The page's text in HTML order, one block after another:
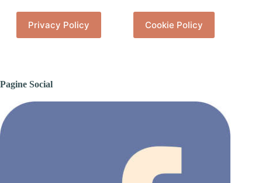
Privacy Policy Cookie Policy
Pagine Social